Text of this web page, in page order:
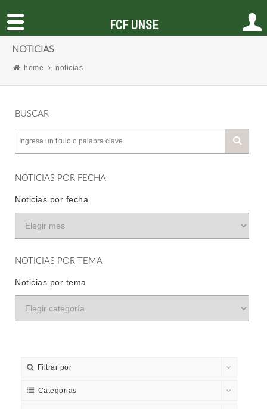
NOTICIAS
home noticias
BUSCAR
NOTICIAS POR FECHA
Noticias por fecha
NOTICIAS POR TEMA
Noticias por tema
Filtrar por
Categorias
FCF UNSE